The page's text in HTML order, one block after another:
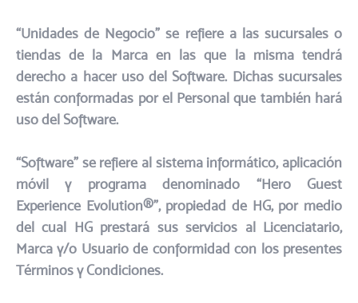
“Unidades de Negocio” se refiere a las sucursales o
tiendas de la Marca en las que la misma tendrá
derecho a hacer uso del Software. Dichas sucursales
están conformadas por el Personal que también hará
uso del Software.
“Software” se refiere al sistema informático, aplicación
móvil y programa denominado “Hero Guest
Experience Evolution®”, propiedad de HG, por medio
del cual HG prestará sus servicios al Licenciatario,
Marca y/o Usuario de conformidad con los presentes
Términos y Condiciones.​